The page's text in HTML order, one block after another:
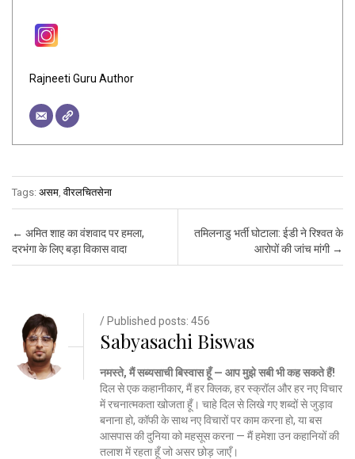
Rajneeti Guru Author
Tags: असम ,वीरलचितसेना
Post navigation
← अमित शाह का वंशवाद पर हमला,
दरभंगा के लिए बड़ा विकास वादा
तमिलनाडु भर्ती घोटाला: ईडी ने रिश्वत के
आरोपों की जांच मांगी →
/ Published posts: 456
Sabyasachi Biswas
नमस्ते, मैं सब्यसाची बिस्वास हूँ — आप मुझे सबी भी कह सकते हैं!
दिल से एक कहानीकार, मैं हर क्लिक, हर स्क्रॉल और हर नए विचार
में रचनात्मकता खोजता हूँ। चाहे दिल से लिखे गए शब्दों से जुड़ाव
बनाना हो, कॉफी के साथ नए विचारों पर काम करना हो, या बस
आसपास की दुनिया को महसूस करना — मैं हमेशा उन कहानियों की
तलाश में रहता हूँ जो असर छोड़ जाएँ।